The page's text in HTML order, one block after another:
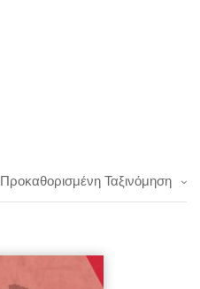
Προκαθορισμένη Ταξινόμηση